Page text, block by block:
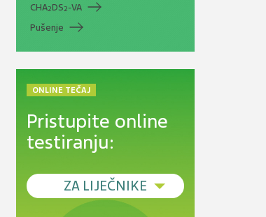
CHA2DS2-VA
Pušenje
ONLINE TEČAJ
Pristupite online
testiranju:
ZA LIJEČNIKE